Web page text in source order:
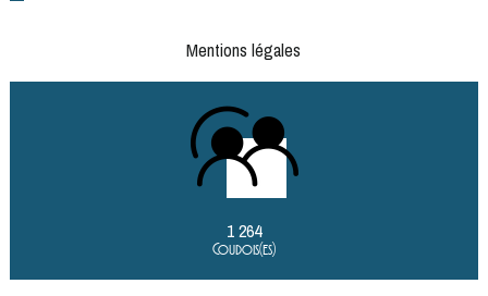
Mentions légales
1 264
Coudois(es)